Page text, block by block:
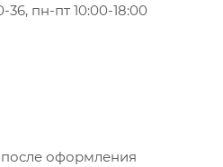
пн-пт 10:00-18:00
после оформления